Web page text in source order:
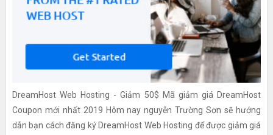
DreamHost Web Hosting - Giảm 50$ Mã giảm giá DreamHost
Coupon mới nhất 2019 Hôm nay nguyễn Trường Sơn sẽ hướng
dẫn bạn cách đăng ký DreamHost Web Hosting để được giảm giá